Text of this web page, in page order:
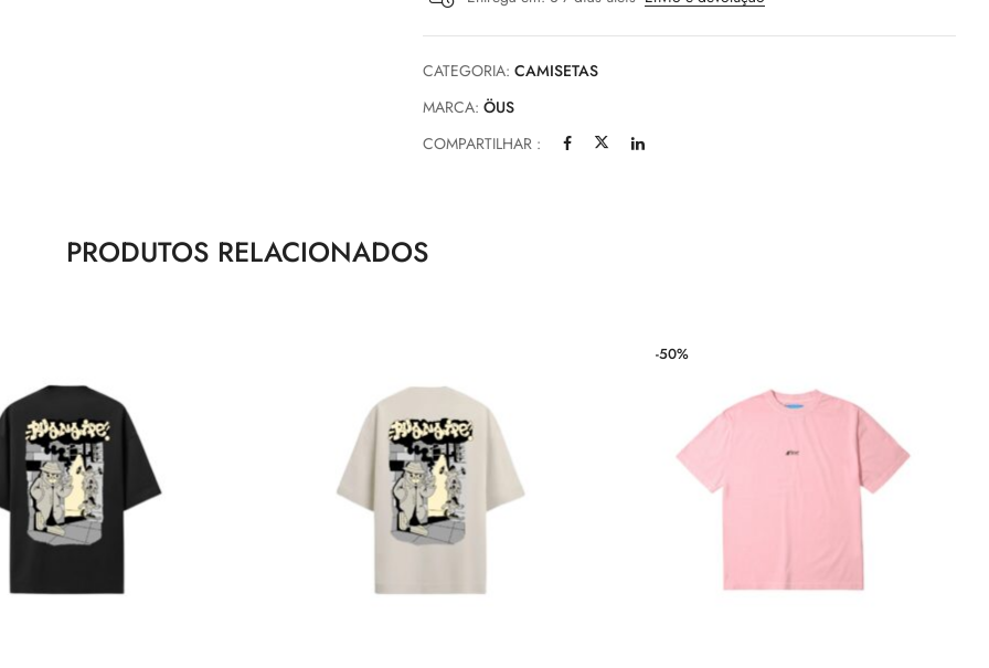
CATEGORIA:CAMISETAS
MARCA:ÖUS
COMPARTILHAR :
PRODUTOS RELACIONADOS
-50%